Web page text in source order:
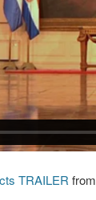
TRAILER from